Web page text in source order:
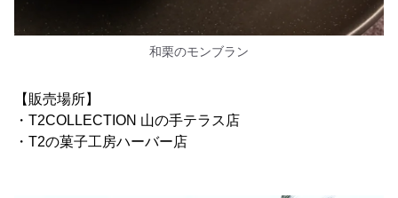
和栗のモンブラン
【販売場所】
・T2COLLECTION 山の手テラス店
・T2の菓子工房ハーバー店